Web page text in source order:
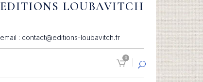
EDITIONS LOUBAVITCH
email : contact@editions-loubavitch.fr
0